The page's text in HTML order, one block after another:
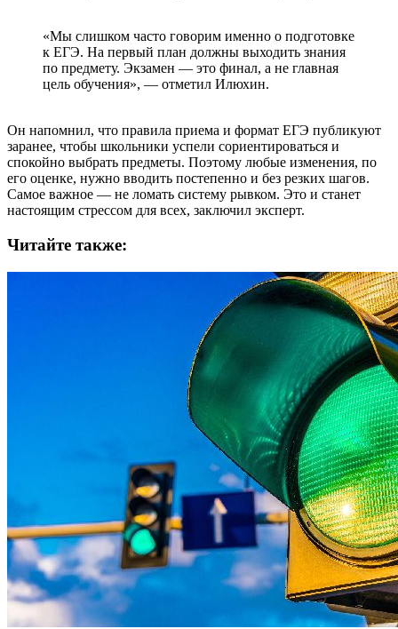
«Мы слишком часто говорим именно о подготовке
к ЕГЭ. На первый план должны выходить знания
по предмету. Экзамен — это финал, а не главная
цель обучения», — отметил Илюхин.
Он напомнил, что правила приема и формат ЕГЭ публикуют
заранее, чтобы школьники успели сориентироваться и
спокойно выбрать предметы. Поэтому любые изменения, по
его оценке, нужно вводить постепенно и без резких шагов.
Самое важное — не ломать систему рывком. Это и станет
настоящим стрессом для всех, заключил эксперт.
Читайте также: